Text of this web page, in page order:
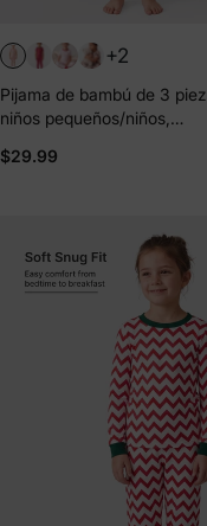
+2
Pijama de bambú de 3
niños pequeños/niños,
las 4 estaciones (ajustado),
$29.99